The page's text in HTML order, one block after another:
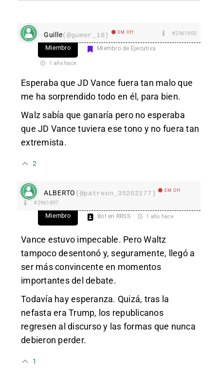
Guille(@gumer_16) EM Off #2961900
Miembro Miembro de Ejecutiva
1 año hace
Esperaba que JD Vance fuera tan malo que
me ha sorprendido todo en él, para bien.
Walz sabía que ganaría pero no esperaba
que JD Vance tuviera ese tono y no fuera tan
extremista.
2
ALBERTO (@patreon_35202177) EM Off
#2961897
Miembro Bot en RRSS 1 año hace
Vance estuvo impecable. Pero Waltz
tampoco desentonó y, seguramente, llegó a
ser más convincente en momentos
importantes del debate.
Todavía hay esperanza. Quizá, tras la
nefasta era Trump, los republicanos
regresen al discurso y las formas que nunca
debieron perder.
1